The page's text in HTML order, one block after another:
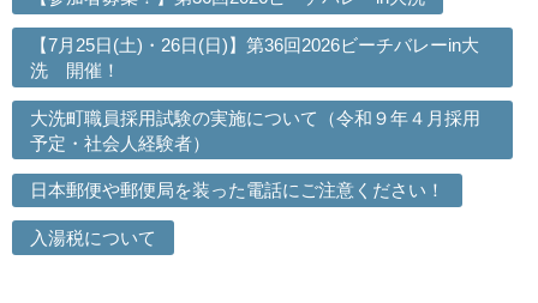
【7月25日(土)・26日(日)】第36回2026ビーチバレーin大
洗 開催！
大洗町職員採用試験の実施について（令和９年４月採用
予定・社会人経験者）
日本郵便や郵便局を装った電話にご注意ください！
入湯税について